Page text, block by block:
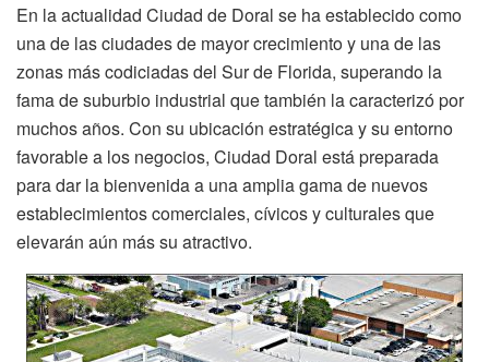
En la actualidad Ciudad de Doral se ha establecido como
una de las ciudades de mayor crecimiento y una de las
zonas más codiciadas del Sur de Florida, superando la
fama de suburbio industrial que también la caracterizó por
muchos años. Con su ubicación estratégica y su entorno
favorable a los negocios, Ciudad Doral está preparada
para dar la bienvenida a una amplia gama de nuevos
establecimientos comerciales, cívicos y culturales que
elevarán aún más su atractivo.